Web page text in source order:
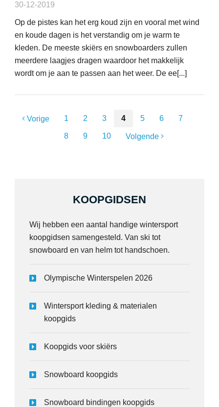
30-12-2019
Op de pistes kan het erg koud zijn en vooral met wind
en koude dagen is het verstandig om je warm te
kleden. De meeste skiërs en snowboarders zullen
meerdere laagjes dragen waardoor het makkelijk
wordt om je aan te passen aan het weer. De ee[...]
Vorige 1 2 3 4 5 6 7
8 9 10 Volgende
KOOPGIDSEN
Wij hebben een aantal handige wintersport
koopgidsen samengesteld. Van ski tot
snowboard en van helm tot handschoen.
Olympische Winterspelen 2026
Wintersport kleding & materialen
koopgids
Koopgids voor skiërs
Snowboard koopgids
Snowboard bindingen koopgids